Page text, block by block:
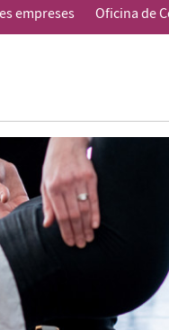
empreses Oficina de